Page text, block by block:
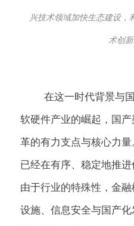
兴技术领域加快生态建设，
术创新
在这一时代背景与国
软硬件产业的崛起，国
革的有力支点与核心力
已经在有序、稳定地推
由于行业的特殊性，金
设施、信息安全与国产